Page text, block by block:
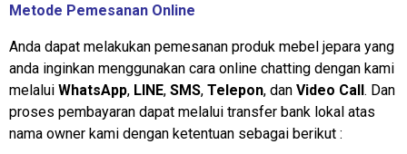
Metode Pemesanan Online
Anda dapat melakukan pemesanan produk mebel jepara yang
anda inginkan menggunakan cara online chatting dengan kami
melalui WhatsApp, LINE, SMS, Telepon, dan Video Call. Dan
proses pembayaran dapat melalui transfer bank lokal atas
nama owner kami dengan ketentuan sebagai berikut :